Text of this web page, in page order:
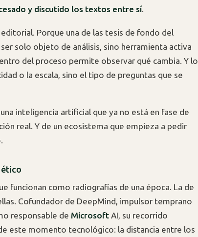
y discutido los textos entre sí.
Porque una de las tesis de fondo del
solo objeto de análisis, sino herramienta activa
del proceso permite observar qué cambia. Y lo
o la escala, sino el tipo de preguntas que se
inteligencia artificial que ya no está en fase de
real. Y de un ecosistema que empieza a pedir
funcionan como radiografías de una época. La de
Cofundador de DeepMind, impulsor temprano
responsable de Microsoft AI, su recorrido
este momento tecnológico: la distancia entre los